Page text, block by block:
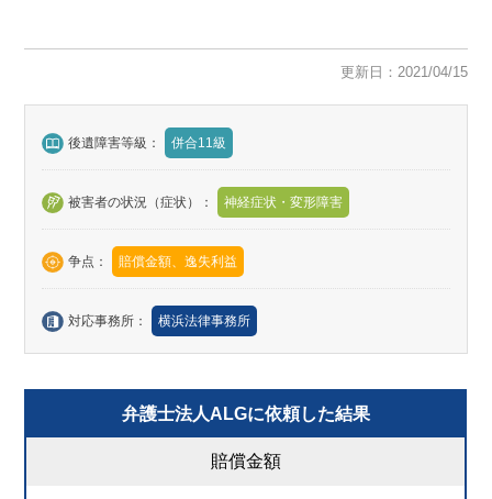
更新日：2021/04/15
後遺障害等級： 併合11級
被害者の状況（症状）： 神経症状・変形障害
争点： 賠償金額、逸失利益
対応事務所： 横浜法律事務所
弁護士法人ALGに依頼した結果
賠償金額